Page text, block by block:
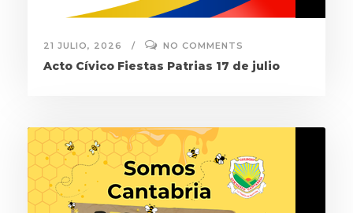
21 JULIO, 2026 NO COMMENTS
Acto Cívico Fiestas Patrias 17 de julio